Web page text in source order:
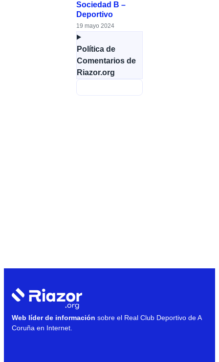
Sociedad B –
Deportivo
19 mayo 2024
Política de
Comentarios de
Riazor.org
Web líder de información sobre el Real Club Deportivo de A
Coruña en Internet.